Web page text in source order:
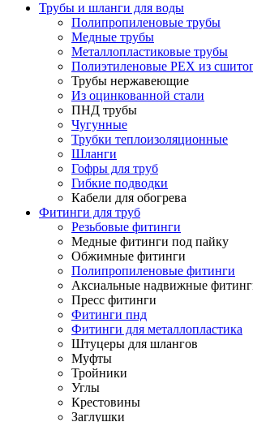
Трубы и шланги для воды
Полипропиленовые трубы
Медные трубы
Металлопластиковые трубы
Полиэтиленовые PEX из
Трубы нержавеющие
Из оцинкованной стали
ПНД трубы
Чугунные
Трубки теплоизоляционные
Шланги
Гофры для труб
Гибкие подводки
Кабели для обогрева
Фитинги для труб
Резьбовые фитинги
Медные фитинги под пайку
Обжимные фитинги
Полипропиленовые фитинги
Аксиальные надвижные
Пресс фитинги
Фитинги пнд
Фитинги для металлопластика
Штуцеры для шлангов
Муфты
Тройники
Углы
Крестовины
Заглушки